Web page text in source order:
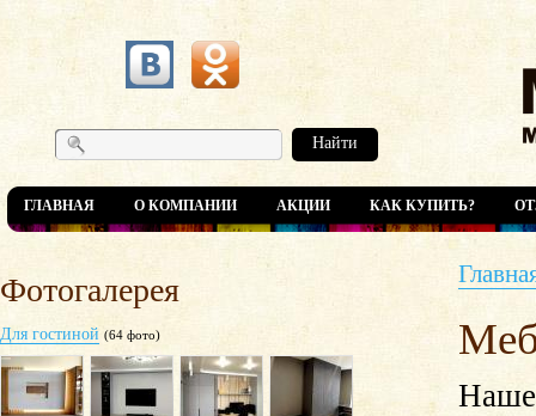
Найти
ГЛАВНАЯ О КОМПАНИИ АКЦИИ КАК КУПИТЬ?
Фотогалерея
Для гостиной (64 фото)
Наше